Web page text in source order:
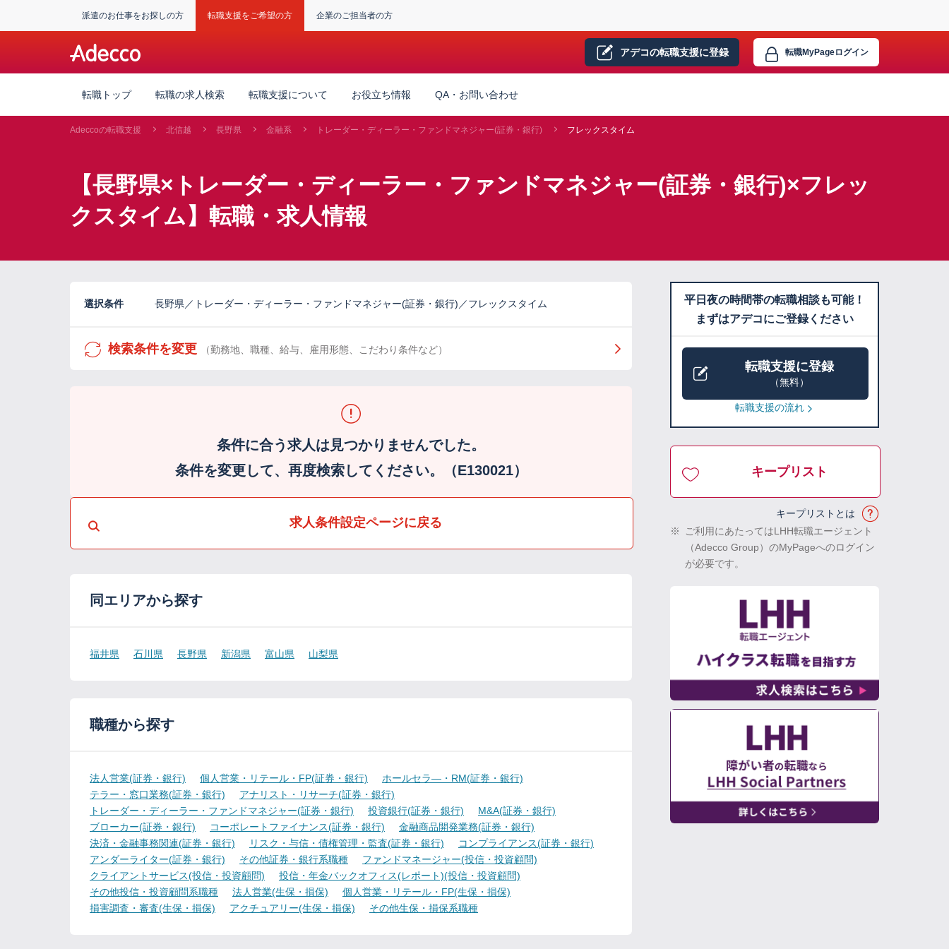
派遣のお仕事をお探しの方 転職支援をご希望の方 企業のご担当者の方
アデコの転職支援に登録 転職MyPageログイン
転職トップ 転職の求人検索 転職支援について お役立ち情報 QA・お問い合わせ
Adeccoの転職支援 北信越 長野県 金融系 トレーダー・ディーラー・ファンドマネジャー(証券・銀行) フレックスタイム
【長野県×トレーダー・ディーラー・ファンドマネジャー(証券・銀行)×フレッ
クスタイム】転職・求人情報
選択条件 長野県／トレーダー・ディーラー・ファンドマネジャー(証券・銀行)／フレックスタイム
検索条件を変更 （勤務地、職種、給与、雇用形態、こだわり条件など）
条件に合う求人は見つかりませんでした。
条件を変更して、再度検索してください。（E130021）
求人条件設定ページに戻る
同エリアから探す
福井県 石川県 長野県 新潟県 富山県 山梨県
職種から探す
法人営業(証券・銀行) 個人営業・リテール・FP(証券・銀行)
ホールセラ―・RM(証券・銀行)
テラー・窓口業務(証券・銀行)
アナリスト・リサーチ(証券・銀行)
トレーダー・ディーラー・ファンドマネジャー(証券・銀行)
投資銀行(証券・銀行)
M&A(証券・銀行)
ブローカー(証券・銀行)
コーポレートファイナンス(証券・銀行)
金融商品開発業務(証券・銀行)
決済・金融事務関連(証券・銀行)
リスク・与信・債権管理・監査(証券・銀行)
コンプライアンス(証券・銀行)
アンダーライター(証券・銀行)
その他証券・銀行系職種
ファンドマネージャー(投信・投資顧問)
クライアントサービス(投信・投資顧問)
投信・年金バックオフィス(レポート)(投信・投資顧問)
その他投信・投資顧問系職種
法人営業(生保・損保)
個人営業・リテール・FP(生保・損保)
損害調査・審査(生保・損保)
アクチュアリー(生保・損保) その他生保・損保系職種
平日夜の時間帯の転職相談も可能！
まずはアデコにご登録ください
転職支援に登録
（無料）
転職支援の流れ
キープリスト
キープリストとは
※
ご利用にあたってはLHH転職エージェント
（Adecco Group）のMyPageへのログイン
が必要です。